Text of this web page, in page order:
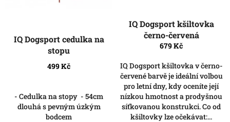
IQ Dogsport cedulka na
stopu
499 Kč
- Cedulka na stopy - 54cm
dlouhá s pevným úzkým
bodcem
IQ Dogsport kšiltovka
černo-červená
679 Kč
IQ Dogsport kšiltovka v černo-
červené barvě je ideální volbou
pro letní dny, kdy oceníte její
nízkou hmotnost a prodyšnou
síťkovanou konstrukci. Co od
kšiltovky lze očekávat:...